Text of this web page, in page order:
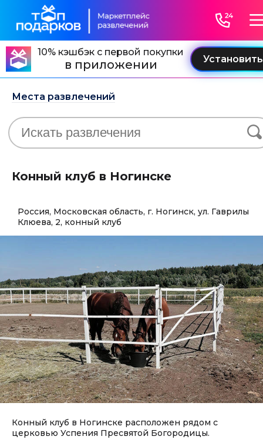
10% кэшбэк с первой покупки
в приложении
Места развлечений
Конный клуб в Ногинске
Россия, Московская область, г. Ногинск, ул. Гаврилы
Клюева, 2, конный клуб
Конный клуб в Ногинске расположен рядом с
церковью Успения Пресвятой Богородицы.